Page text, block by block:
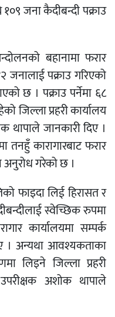
जना कैदीबन्दी पक्राउ
बहानामा फरार
पक्राउ गरिएको
छ । पक्राउ पर्नेमा ६८
जिल्ला प्रहरी कार्यालय
थापाले जानकारी दिए ।
तनहुँ कारागारबाट फरार
गरेको छ ।
फाइदा लिई हिरासत र
स्वेच्छिक रुपमा
कार्यालयमा सम्पर्क
। अन्यथा आवश्यकताका
लिइने जिल्ला प्रहरी
अशोक थापाले